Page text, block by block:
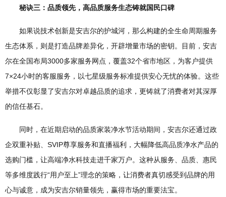
秘诀三：品质领先，高品质服务生态铸就国民口碑​
如果说技术创新是安吉尔的护城河，那么构建的全生命周期服务
生态体系，则是打造品牌差异化，开辟增量市场的密钥。目前，安吉
尔在全国布局3000多家服务网点，覆盖32个省市地区，为客户提供
7×24小时的客服服务，以七星级服务标准提供安心无忧的体验。这些
举措不仅彰显了安吉尔对卓越品质的追求，更铸就了消费者对其深厚
的信任基石。
同时，在近期启动的品质家装净水节活动期间，安吉尔还通过政
企双重补贴、SVIP尊享服务和直播福利，大幅降低高品质净水产品的
选购门槛，让高端净水科技走进千家万户。这种从服务、品质、惠民
等多维度践行“用户至上”理念的策略，让消费者真切感受到品牌的用
心与诚意，成为安吉尔销量领先，赢得市场的重要法宝。